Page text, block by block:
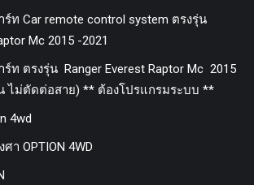
ท Car remote control system ตรงรุ่น
Mc 2015 -2021
ท ตรงรุ่น Ranger Everest Raptor Mc 2015
ไม่ตัดต่อสาย) ** ต้องโปรแกรมระบบ **
4wd
า OPTION 4WD